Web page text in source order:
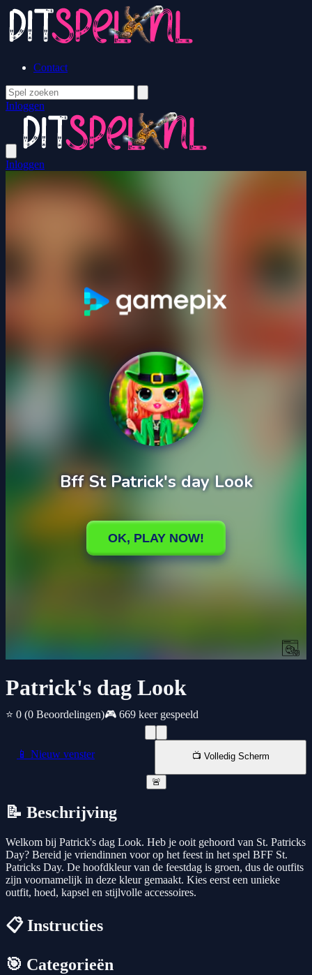
Contact
Inloggen
Inloggen
Patrick's dag Look
⭐ 0 (0 Beoordelingen)🎮 669 keer gespeeld
📱 Nieuw venster 📺 Volledig Scherm
🚨
📝 Beschrijving
Welkom bij Patrick's dag Look. Heb je ooit gehoord van St. Patricks
Day? Bereid je vriendinnen voor op het feest in het spel BFF St.
Patricks Day. De hoofdkleur van de feestdag is groen, dus de outfits
zijn voornamelijk in deze kleur gemaakt. Kies eerst een unieke
outfit, hoed, kapsel en stijlvolle accessoires.
📋 Instructies
🎯 Categorieën